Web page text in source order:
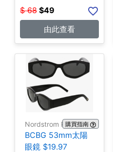
$ 68 $49
由此查看
Nordstrom Rack購買指南
BCBG 53mm太陽
眼鏡 $19.97